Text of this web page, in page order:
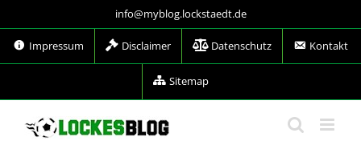
Inhalt
springen
info@myblog.lockstaedt.de
Impressum Disclaimer Datenschutz Kontakt
Sitemap